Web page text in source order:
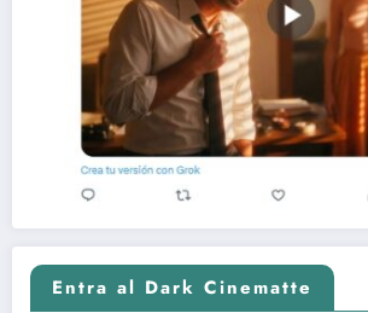
Entra al Dark Cinematte